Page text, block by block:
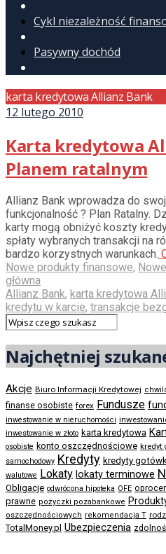
Cykl niezależność
Pasywny dochód
karta kredytowa Allianz Bank
12 lutego 2010
Karta kredytowa
Planem ratalnym
Allianz Bank wprowadza do
funkcjonalność ? Plan Ratalny.
karty mogą obniżyć koszty
spłaty wybranych transakcji na
bardzo korzystnych warunkach.
Nowe produkty finansowe,
główna
Allianz Bank, karta kredytowa
kredytu w karcie, transakcje
Najchętniej
Akcje Biuro Informacji Kredytowej
finanse osobiste forex Fundusze
inwestowanie w nieruchomości
inwestowanie w złoto karta kredytowa
osobiste konto oszczędnościowe kredyt
samochodowy Kredyty kredyty
walutowe Lokaty lokaty terminowe
Obligacje odwrócona hipoteka OFE
prawne pożyczki pozabankowe
oszczędnościowych rekomendacja T
TotalMoney.pl Ubezpieczenia